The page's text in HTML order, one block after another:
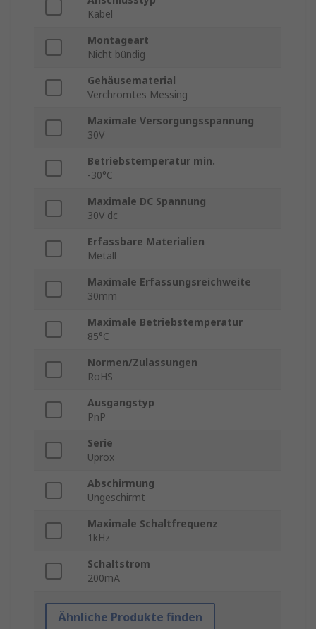
Kabel
Montageart
Nicht bündig
Gehäusematerial
Verchromtes Messing
Maximale Versorgungsspannung
30V
Betriebstemperatur min.
-30°C
Maximale DC Spannung
30V dc
Erfassbare Materialien
Metall
Maximale Erfassungsreichweite
30mm
Maximale Betriebstemperatur
85°C
Normen/Zulassungen
RoHS
Ausgangstyp
PnP
Serie
Uprox
Abschirmung
Ungeschirmt
Maximale Schaltfrequenz
1kHz
Schaltstrom
200mA
Ähnliche Produkte finden